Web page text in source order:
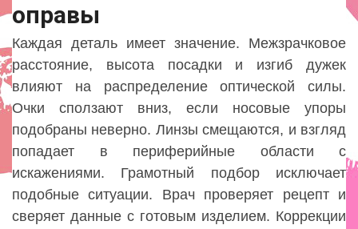
оправы
Каждая деталь имеет значение. Межзрачковое
расстояние, высота посадки и изгиб дужек
влияют на распределение оптической силы.
Очки сползают вниз, если носовые упоры
подобраны неверно. Линзы смещаются, и взгляд
попадает в периферийные области с
искажениями. Грамотный подбор исключает
подобные ситуации. Врач проверяет рецепт и
сверяет данные с готовым изделием. Коррекции